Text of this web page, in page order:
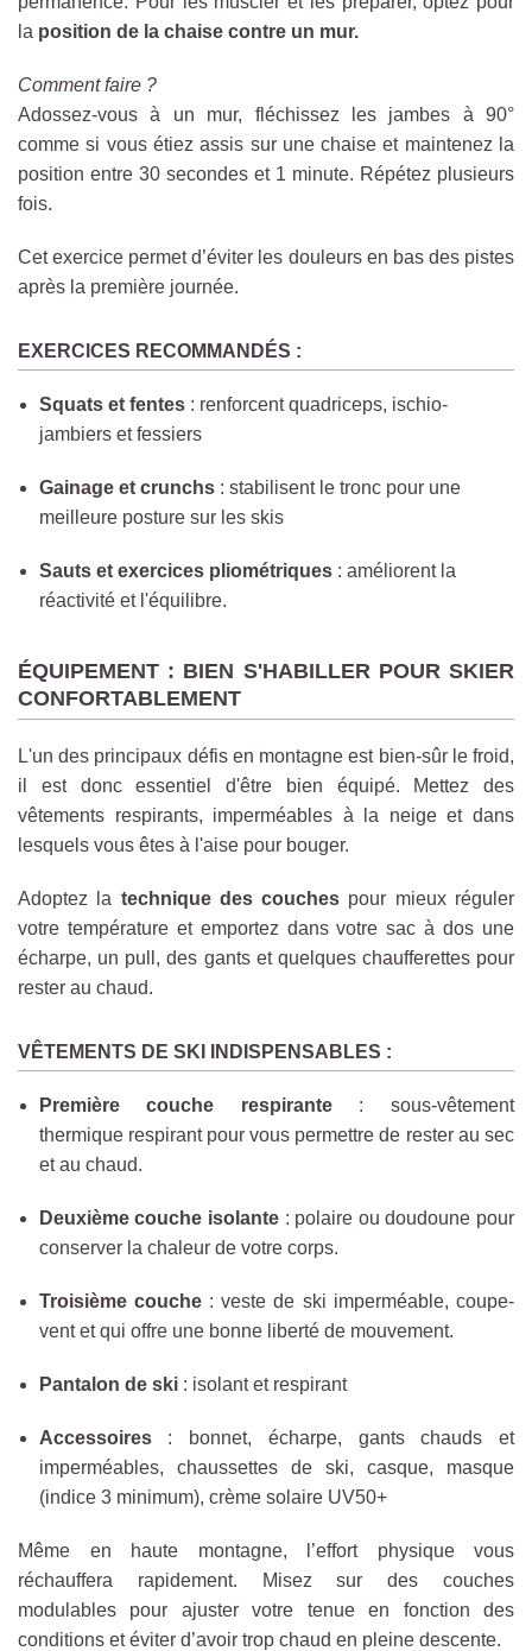
la position de la chaise contre un mur.
Comment faire ?
Adossez-vous à un mur, fléchissez les jambes à 90°
comme si vous étiez assis sur une chaise et maintenez la
position entre 30 secondes et 1 minute. Répétez plusieurs
fois.
Cet exercice permet d’éviter les douleurs en bas des pistes
après la première journée.
EXERCICES RECOMMANDÉS :
Squats et fentes: renforcent quadriceps, ischio-
jambiers et fessiers
Gainage et crunchs: stabilisent le tronc pour une
meilleure posture sur les skis
Sauts et exercices pliométriques: améliorent la
réactivité et l'équilibre.
ÉQUIPEMENT : BIEN S'HABILLER POUR SKIER
CONFORTABLEMENT
L'un des principaux défis en montagne est bien-sûr le froid,
il est donc essentiel d'être bien équipé. Mettez des
vêtements respirants, imperméables à la neige et dans
lesquels vous êtes à l'aise pour bouger.
Adoptez la technique des couches pour mieux réguler
votre température et emportez dans votre sac à dos une
écharpe, un pull, des gants et quelques chaufferettes pour
rester au chaud.
VÊTEMENTS DE SKI INDISPENSABLES :
Première couche respirante: sous-vêtement
thermique respirant pour vous permettre de rester au sec
et au chaud.
Deuxième couche isolante: polaire ou doudoune pour
conserver la chaleur de votre corps.
Troisième couche: veste de ski imperméable, coupe-
vent et qui offre une bonne liberté de mouvement.
Pantalon de ski: isolant et respirant
Accessoires: bonnet, écharpe, gants chauds et
imperméables, chaussettes de ski, casque, masque
(indice 3 minimum), crème solaire UV50+
Même en haute montagne, l’effort physique vous
réchauffera rapidement. Misez sur des couches
modulables pour ajuster votre tenue en fonction des
conditions et éviter d’avoir trop chaud en pleine descente.